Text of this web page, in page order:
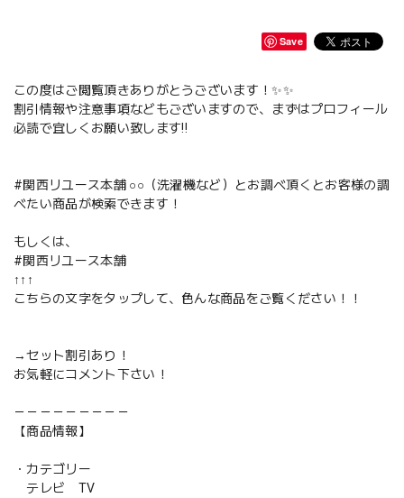
Save
この度はご閲覧頂きありがとうございます！✨✨
割引情報や注意事項などもございますので、まずはプロフィール
必読で宜しくお願い致します‼️
#関西リユース本舗 ○○（洗濯機など）とお調べ頂くとお客様の調
べたい商品が検索できます！
もしくは、
#関西リユース本舗
↑↑↑
こちらの文字をタップして、色んな商品をご覧ください！！
→セット割引あり！
お気軽にコメント下さい！
－－－－－－－－－
【商品情報】
・カテゴリー
テレビ TV